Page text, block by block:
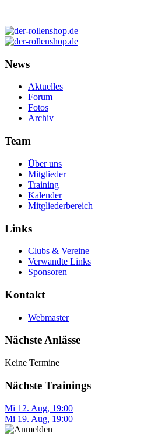
News
Aktuelles
Forum
Fotos
Archiv
Team
Über uns
Mitglieder
Training
Kalender
Mitgliederbereich
Links
Clubs & Vereine
Verwandte Links
Sponsoren
Kontakt
Webmaster
Nächste Anlässe
Keine Termine
Nächste Trainings
Mi 12. Aug, 19:00
Mi 19. Aug, 19:00